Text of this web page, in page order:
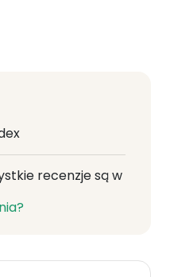
recenzje są w